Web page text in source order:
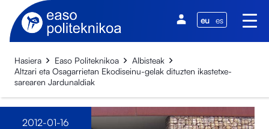
eu es
Hasiera Easo Politeknikoa
Albisteak
Altzari eta Osagarrietan Ekodiseinu-gelak dituzten ikastetxe-
sarearen Jardunaldiak
2012-01-16